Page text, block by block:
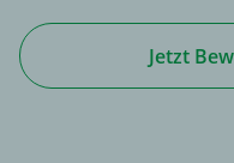
Jetzt